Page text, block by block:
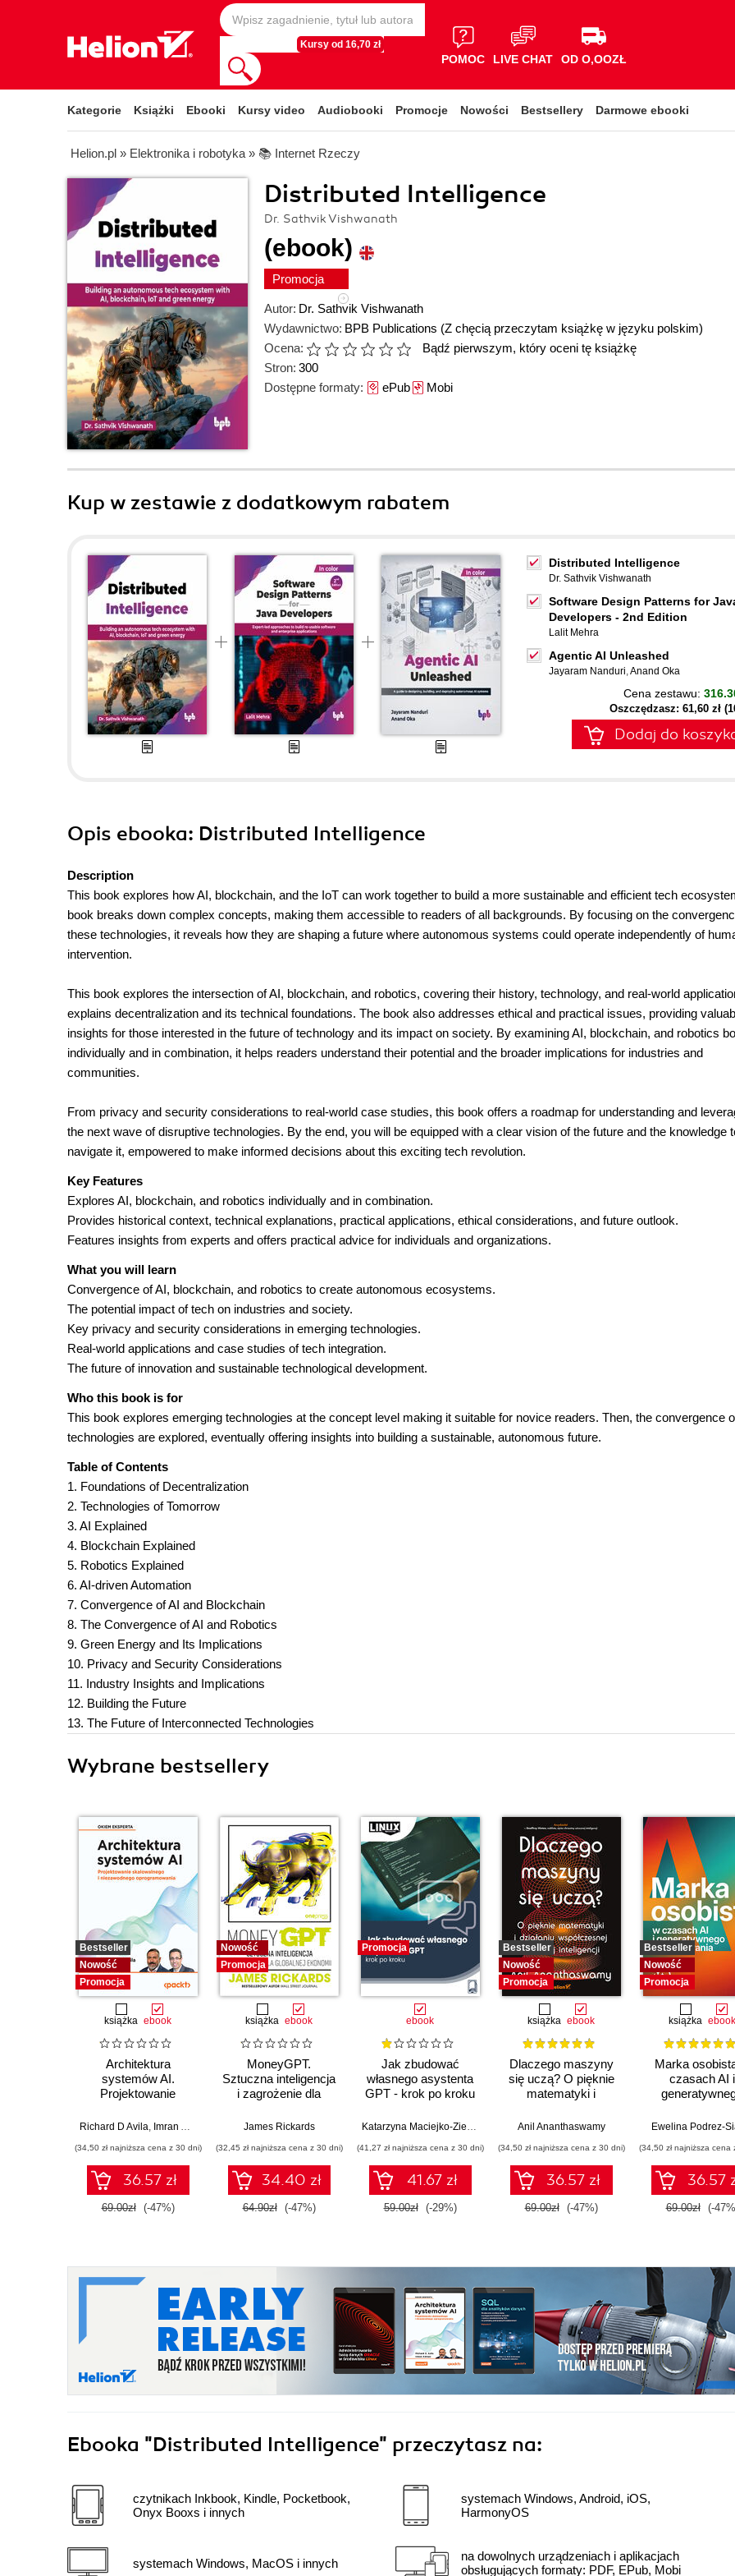
Kursy od 16,70 zł
POMOC LIVE CHAT OD O,OOZŁ
Kategorie Książki Ebooki Kursy video Audiobooki Promocje Nowości Bestsellery Darmowe ebooki
Helion.pl » Elektronika i robotyka » 📚 Internet Rzeczy
Distributed Intelligence
Dr. Sathvik Vishwanath
(ebook)
Promocja
Autor: Dr. Sathvik Vishwanath
Wydawnictwo: BPB Publications (Z chęcią przeczytam książkę w języku polskim)
Ocena:
Bądź pierwszym, który oceni tę książkę
Stron: 300
Dostępne formaty: ePubMobi
Kup w zestawie z dodatkowym rabatem
Distributed Intelligence
Dr. Sathvik Vishwanath
Software Design Patterns for
Developers - 2nd Edition
Lalit Mehra
Agentic AI Unleashed
Jayaram Nanduri,Anand Oka
Cena zestawu:
Oszczędzasz: 61,60 zł
Dodaj do
Opis ebooka: Distributed Intelligence
Description
This book explores how AI, blockchain, and the IoT can work together to build a more sustainable and efficient tech
book breaks down complex concepts, making them accessible to readers of all backgrounds. By focusing on the
these technologies, it reveals how they are shaping a future where autonomous systems could operate independently of
intervention.
This book explores the intersection of AI, blockchain, and robotics, covering their history, technology, and real-world
explains decentralization and its technical foundations. The book also addresses ethical and practical issues, providing
insights for those interested in the future of technology and its impact on society. By examining AI, blockchain, and robotics
individually and in combination, it helps readers understand their potential and the broader implications for industries and
communities.
From privacy and security considerations to real-world case studies, this book offers a roadmap for understanding and
the next wave of disruptive technologies. By the end, you will be equipped with a clear vision of the future and the knowledge
navigate it, empowered to make informed decisions about this exciting tech revolution.
Key Features
Explores AI, blockchain, and robotics individually and in combination.
Provides historical context, technical explanations, practical applications, ethical considerations, and future outlook.
Features insights from experts and offers practical advice for individuals and organizations.
What you will learn
Convergence of AI, blockchain, and robotics to create autonomous ecosystems.
The potential impact of tech on industries and society.
Key privacy and security considerations in emerging technologies.
Real-world applications and case studies of tech integration.
The future of innovation and sustainable technological development.
Who this book is for
This book explores emerging technologies at the concept level making it suitable for novice readers. Then, the convergence
technologies are explored, eventually offering insights into building a sustainable, autonomous future.
Table of Contents
1. Foundations of Decentralization
2. Technologies of Tomorrow
3. AI Explained
4. Blockchain Explained
5. Robotics Explained
6. AI-driven Automation
7. Convergence of AI and Blockchain
8. The Convergence of AI and Robotics
9. Green Energy and Its Implications
10. Privacy and Security Considerations
11. Industry Insights and Implications
12. Building the Future
13. The Future of Interconnected Technologies
Wybrane bestsellery
Bestseller
Nowość
Promocja
książka ebook
Architektura
systemów AI.
Projektowanie
niezawodnego
Richard D Avila, Imran Ahmad
(34,50 zł najniższa cena z 30 dni)
36.57 zł
69.00zł (-47%)
Nowość
Promocja
książka ebook
MoneyGPT.
Sztuczna inteligencja
i zagrożenie dla
James Rickards
(32,45 zł najniższa cena z 30 dni)
34.40 zł
64.90zł (-47%)
Promocja
ebook
Jak zbudować
własnego asystenta
GPT - krok po kroku
Katarzyna Maciejko-Zielińska
(41,27 zł najniższa cena z 30 dni)
41.67 zł
59.00zł (-29%)
Bestseller
Nowość
Promocja
książka ebook
Dlaczego maszyny
się uczą? O pięknie
matematyki i
współczesnej
Anil Ananthaswamy
(34,50 zł najniższa cena z 30 dni)
36.57 zł
69.00zł (-47%)
Bestseller
Nowość
Promocja
książka ebook
Marka
czasach AI i
Ewelina Podrez-
(34,50 zł najniższa cena
36.57
69.00zł (-
Ebooka "Distributed Intelligence" przeczytasz na:
czytnikach Inkbook, Kindle, Pocketbook,
Onyx Booxs i innych
systemach Windows, MacOS i innych
systemach Windows, Android, iOS,
HarmonyOS
na dowolnych urządzeniach i aplikacjach
obsługujących formaty: PDF, EPub, Mobi